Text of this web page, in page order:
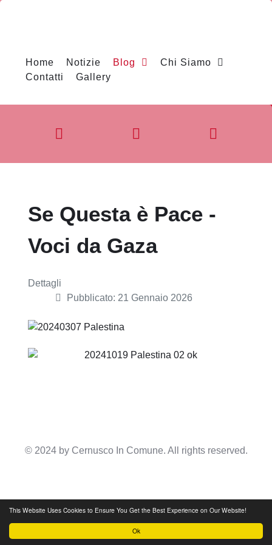
Ok
This Website Uses Cookies to Ensure You Get the Best Experience on Our Website!
Home Notizie Blog
Chi Siamo
Contatti
Gallery
Se Questa è Pace -
Voci da Gaza
Dettagli
Pubblicato: 21 Gennaio 2026
© 2024 by Cernusco In Comune. All rights reserved.
Top